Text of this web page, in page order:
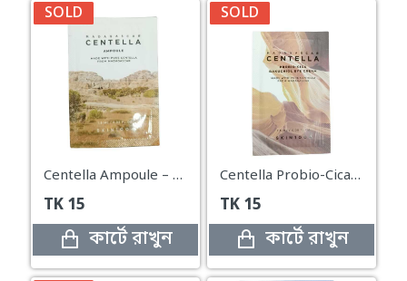
SOLD
Centella Ampoule – Made with Pure Centella from Madagascar mini
TK 15
কার্টে রাখুন
SOLD
Centella Probio-Cica Bakuchiol Eye Cream Mini
TK 15
কার্টে রাখুন